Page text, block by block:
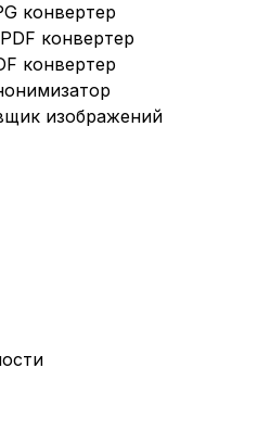
конвертер
конвертер
конвертер
изображений